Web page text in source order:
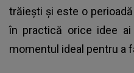
trăiești și este o
în practică orice idee ai
momentul ideal pentru a